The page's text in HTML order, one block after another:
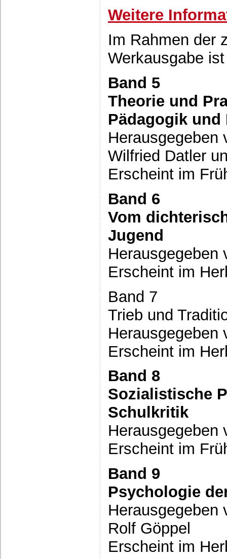
Weitere
Im Rahmen der
Werkausgabe
Band 5
Theorie und
Pädagogik und
Herausgegeben
Wilfried Datler
Erscheint im
Band 6
Vom
Jugend
Herausgegeben
Erscheint im
Band 7
Trieb und
Herausgegeben
Erscheint im
Band 8
Sozialistische
Schulkritik
Herausgegeben
Erscheint im
Band 9
Psychologie
Herausgegeben
Rolf Göppel
Erscheint im